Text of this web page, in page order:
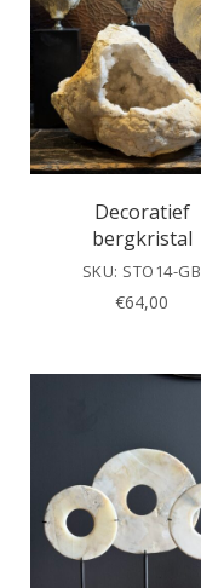
Decoratief
bergkristal
SKU: STO14-GB
€64,00